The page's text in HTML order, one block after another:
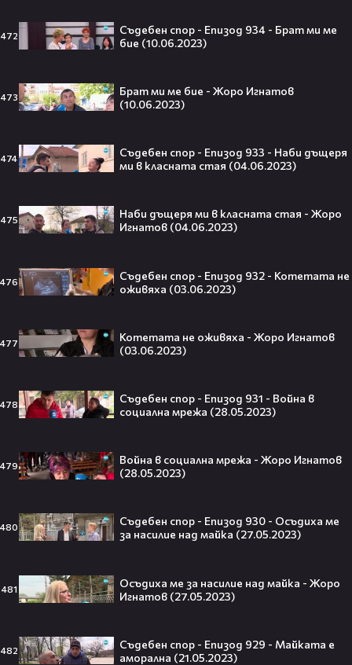
472
Съдебен спор - Епизод 934 - Брат ми ме
бие (10.06.2023)
473
Брат ми ме бие - Жоро Игнатов
(10.06.2023)
474
Съдебен спор - Епизод 933 - Наби дъщеря
ми в класната стая (04.06.2023)
475
Наби дъщеря ми в класната стая - Жоро
Игнатов (04.06.2023)
476
Съдебен спор - Епизод 932 - Котетата не
оживяха (03.06.2023)
477
Котетата не оживяха - Жоро Игнатов
(03.06.2023)
478
Съдебен спор - Епизод 931 - Война в
социална мрежа (28.05.2023)
479
Война в социална мрежа - Жоро Игнатов
(28.05.2023)
480
Съдебен спор - Епизод 930 - Осъдиха ме
за насилие над майка (27.05.2023)
481
Осъдиха ме за насилие над майка - Жоро
Игнатов (27.05.2023)
482
Съдебен спор - Епизод 929 - Майката е
аморална (21.05.2023)
След тежка контузия: Дейв
Батиста е новият Кратос!😯💥
„Спайдър-мен: Нов ден“ буквално
взриви кината у нас – ето защо
След Брадли Купър, Ирина Шейк
отново е влюбена? Новият мъж
до супермодела разпали лавина от
затвора? Новата дата вече е
факт!💥
свят! Кристиано Роналдо се жени!
💍🍾